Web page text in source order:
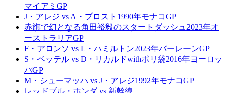
マイアミGP
J・アレジ vs A・プロスト1990年モナコGP
赤旗で幻となる角田裕毅のスタートダッシュ2023年オ
ーストラリアGP
F・アロンソ vs L・ハミルトン2023年バーレーンGP
S・ベッテル vs D・リカルドwithポリ袋2016年ヨーロッ
パGP
M・シューマッハ vs J・アレジ1992年モナコGP
レッドブル・ホンダ vs 新幹線